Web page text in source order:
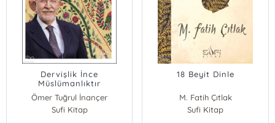
Dervişlik İnce
Müslümanlıktır
Ömer Tuğrul İnançer
Sufi Kitap
18 Beyit Dinle
M. Fatih Çıtlak
Sufi Kitap